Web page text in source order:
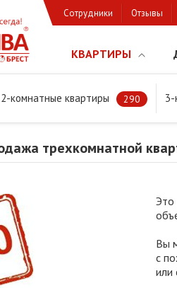
Сотрудники Отзывы
КВАРТИРЫ
2-комнатные квартиры 290 3-
Продажа трехкомнатной квартиры в
трехкомнатной
Это
Вы
с
или